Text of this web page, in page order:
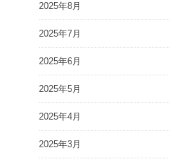
2025年8月
2025年7月
2025年6月
2025年5月
2025年4月
2025年3月